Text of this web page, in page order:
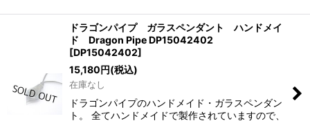
ドラゴンパイプ ガラスペンダント ハンドメイ
ド Dragon Pipe DP15042402
[DP15042402]
15,180円(税込)
在庫なし
ドラゴンパイプのハンドメイド・ガラスペンダン
ト。 全てハンドメイドで製作されていますので、